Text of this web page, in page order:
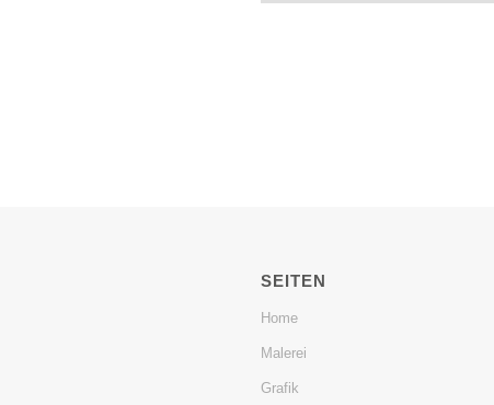
SEITEN
Home
Malerei
Grafik